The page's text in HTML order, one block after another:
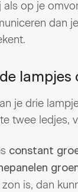
op je
dan
lampjes
je drie
twee ledjes,
constant
is, dan